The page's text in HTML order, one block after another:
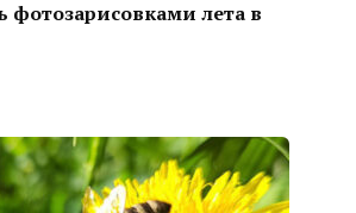
фотозарисовками лета в